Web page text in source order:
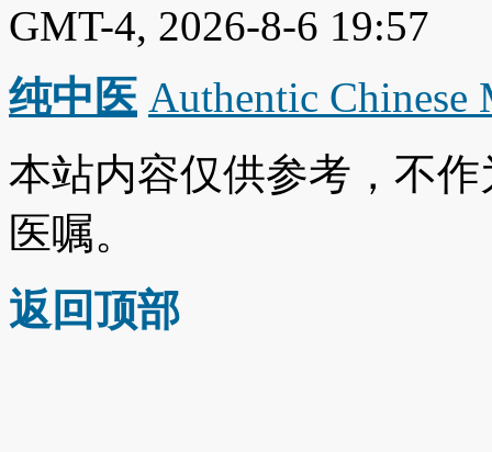
GMT-4, 2026-8-6 19:57
纯中医 Authentic
本站内容仅供参考，不
医嘱。
返回顶部